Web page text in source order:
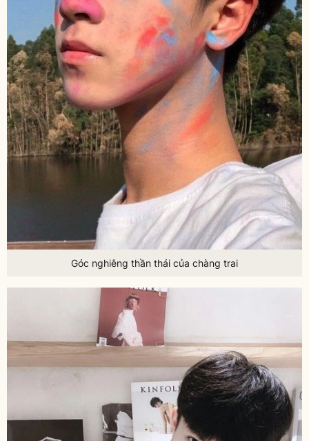
Góc nghiêng thần thái của chàng trai